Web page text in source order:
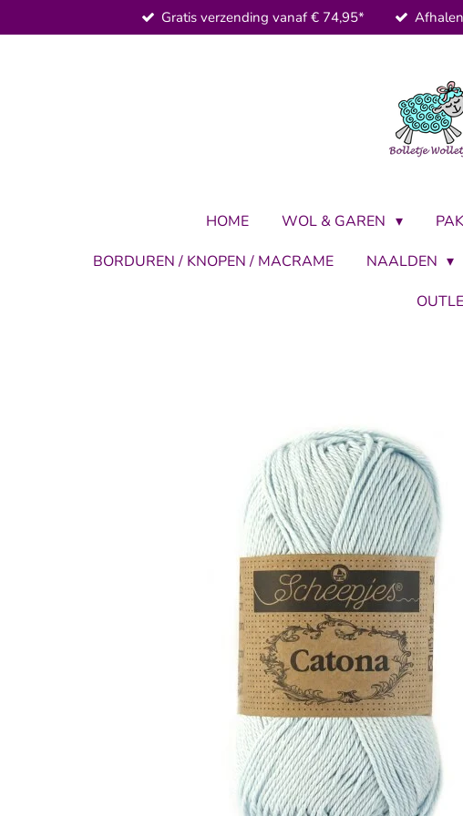
direct
Gratis verzending vanaf € 74,95*
HOME WOL & GAREN
BORDUREN / KNOPEN / MACRAME
NAALDEN